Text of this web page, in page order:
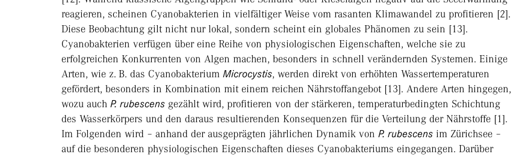
reagieren, scheinen Cyanobakterien in vielfältiger Weise vom rasanten Klimawandel zu profitieren [2].
Diese Beobachtung gilt nicht nur lokal, sondern scheint ein globales Phänomen zu sein [13].
Cyanobakterien verfügen über eine Reihe von physiologischen Eigenschaften, welche sie zu
erfolgreichen Konkurrenten von Algen machen, besonders in schnell verändernden Systemen. Einige
Arten, wie z. B. das Cyanobakterium Microcystis, werden direkt von erhöhten Wassertemperaturen
gefördert, besonders in Kombination mit einem reichen Nährstoffangebot [13]. Andere Arten hingegen,
wozu auch P. rubescens gezählt wird, profitieren von der stärkeren, temperaturbedingten Schichtung
des Wasserkörpers und den daraus resultierenden Konsequenzen für die Verteilung der Nährstoffe [1].
Im Folgenden wird – anhand der ausgeprägten jährlichen Dynamik von P. rubescens im Zürichsee –
auf die besonderen physiologischen Eigenschaften dieses Cyanobakteriums eingegangen. Darüber